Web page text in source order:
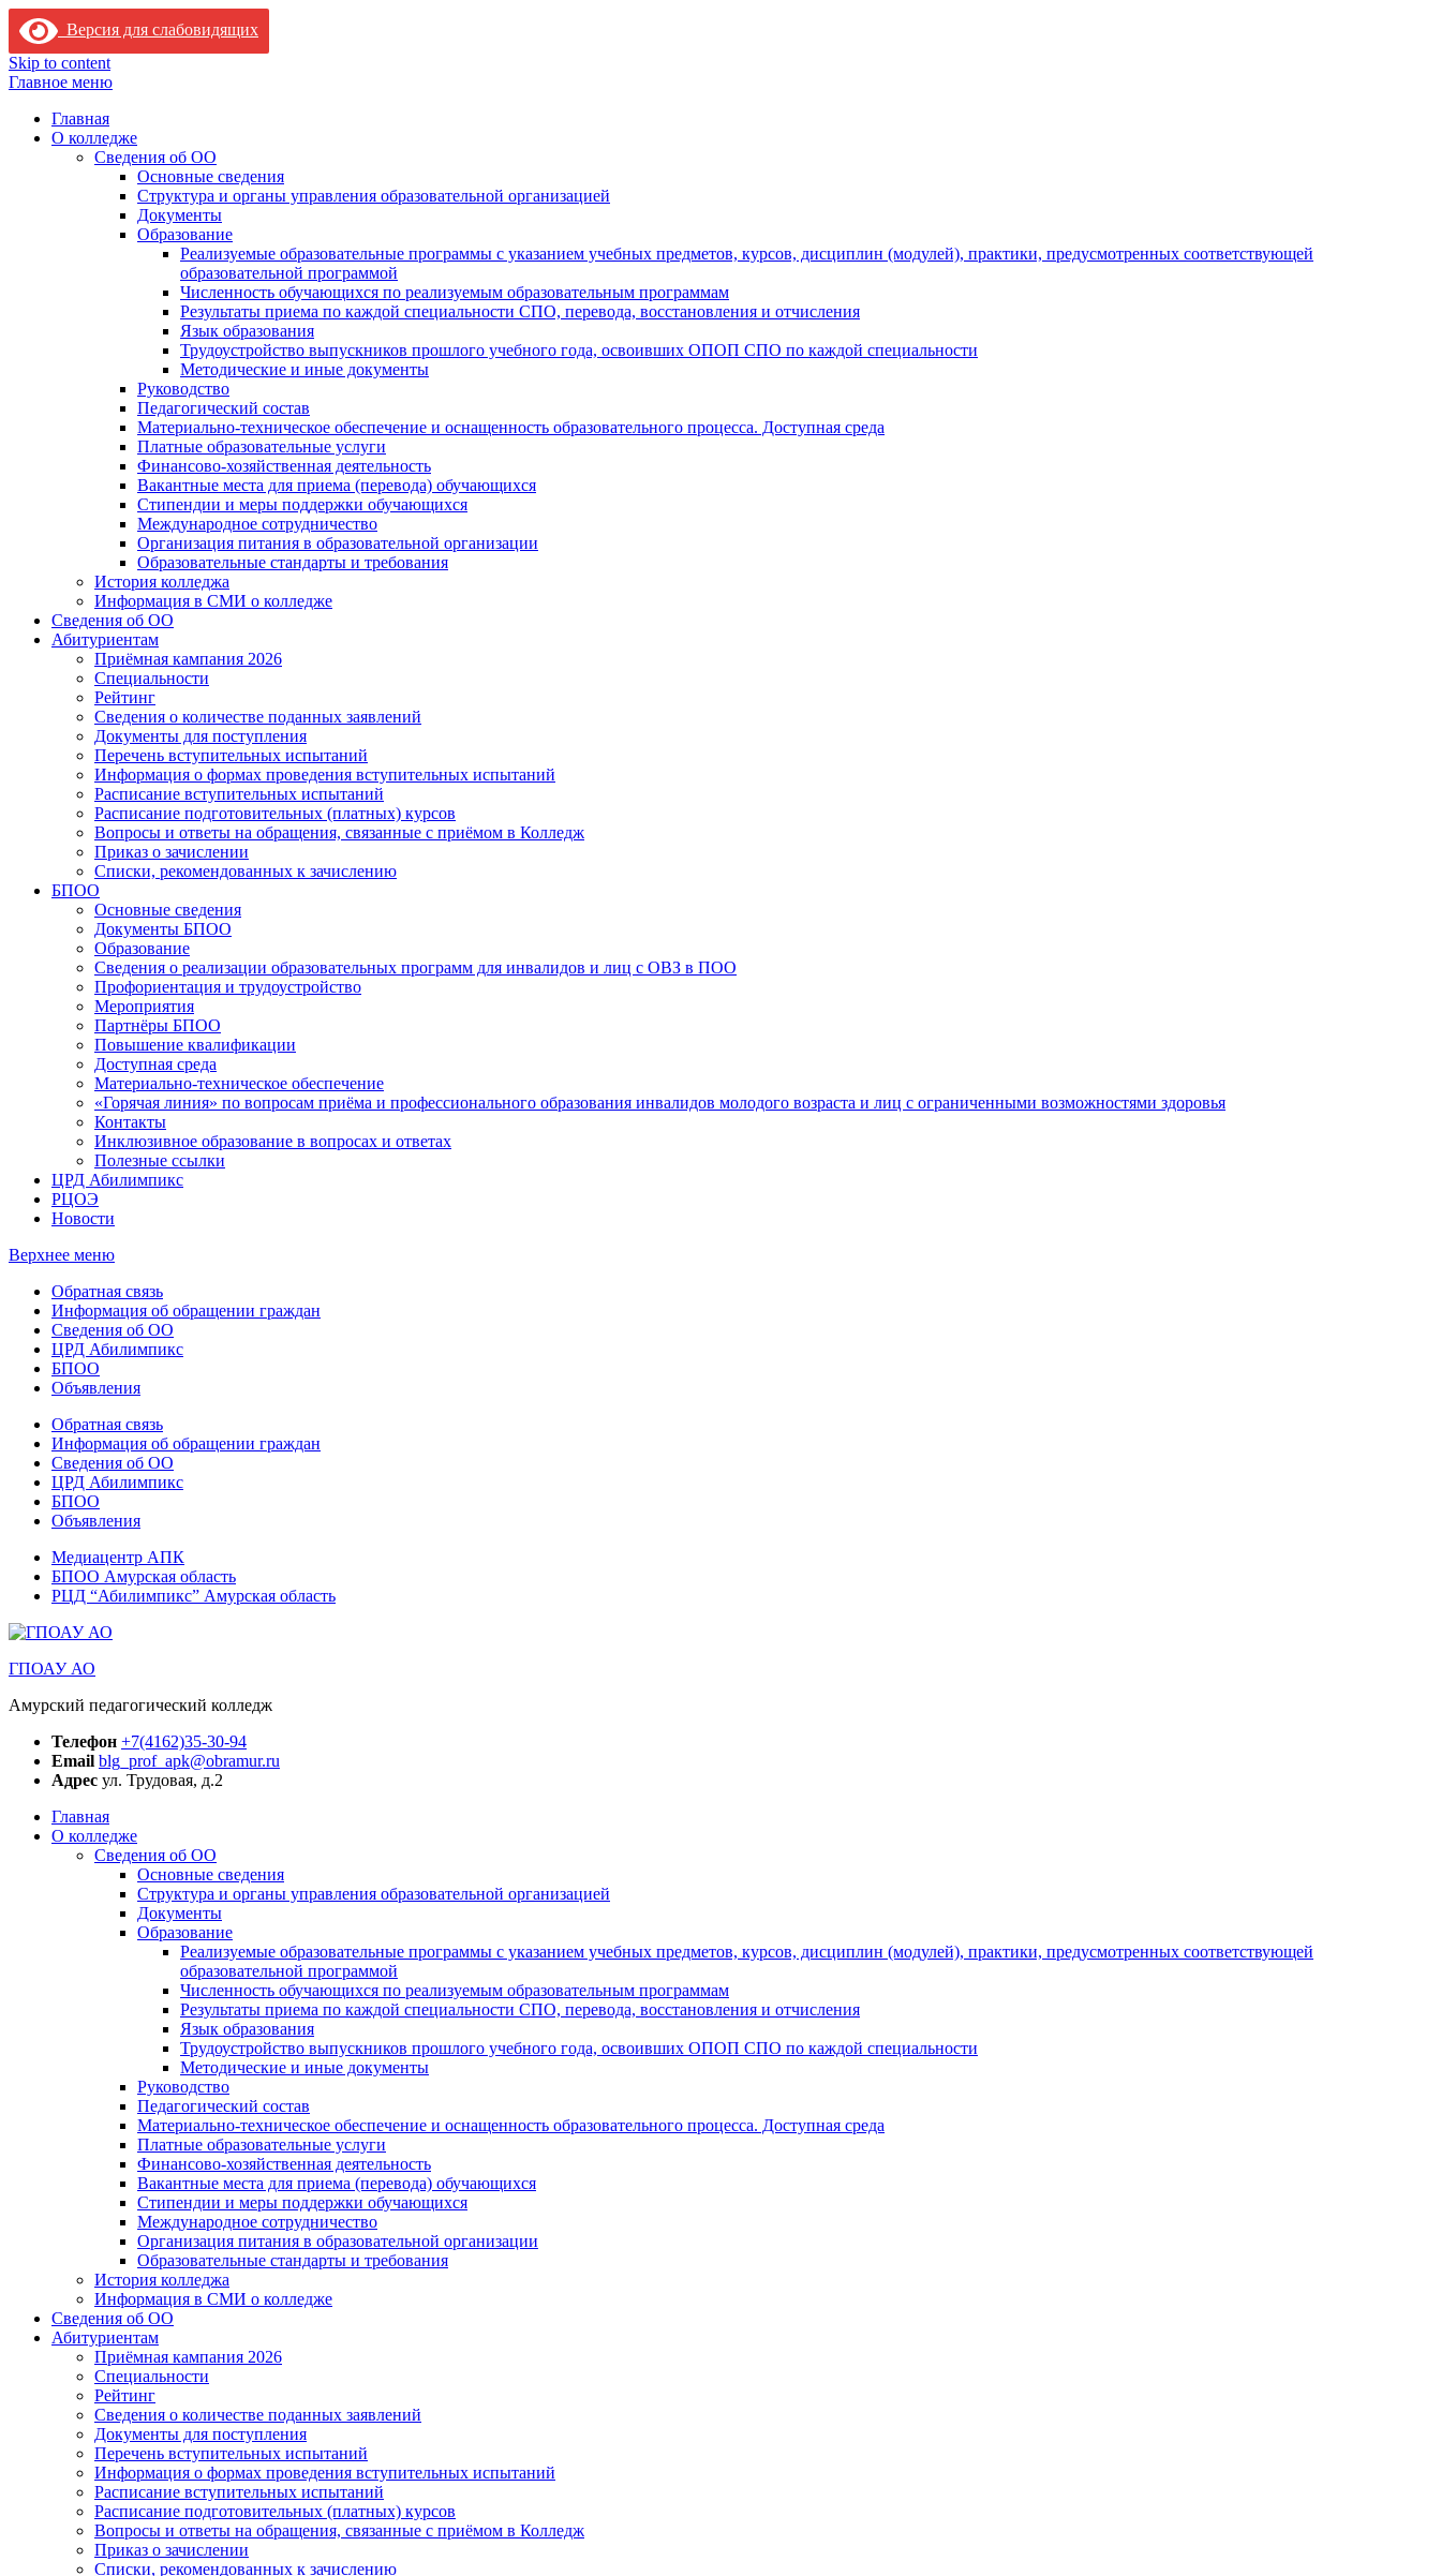
Версия для слабовидящих
Skip to content
Главное меню
Главная
О колледже
Сведения об ОО
Основные сведения
Структура и органы управления образовательной организацией
Документы
Образование
Реализуемые образовательные программы с указанием учебных предметов, курсов, дисциплин (модулей), практики, предусмотренных соответствующей
образовательной программой
Численность обучающихся по реализуемым образовательным программам
Результаты приема по каждой специальности СПО, перевода, восстановления и отчисления
Язык образования
Трудоустройство выпускников прошлого учебного года, освоивших ОПОП СПО по каждой специальности
Методические и иные документы
Руководство
Педагогический состав
Материально-техническое обеспечение и оснащенность образовательного процесса. Доступная среда
Платные образовательные услуги
Финансово-хозяйственная деятельность
Вакантные места для приема (перевода) обучающихся
Стипендии и меры поддержки обучающихся
Международное сотрудничество
Организация питания в образовательной организации
Образовательные стандарты и требования
История колледжа
Информация в СМИ о колледже
Сведения об ОО
Абитуриентам
Приёмная кампания 2026
Специальности
Рейтинг
Сведения о количестве поданных заявлений
Документы для поступления
Перечень вступительных испытаний
Информация о формах проведения вступительных испытаний
Расписание вступительных испытаний
Расписание подготовительных (платных) курсов
Вопросы и ответы на обращения, связанные с приёмом в Колледж
Приказ о зачислении
Списки, рекомендованных к зачислению
БПОО
Основные сведения
Документы БПОО
Образование
Сведения о реализации образовательных программ для инвалидов и лиц с ОВЗ в ПОО
Профориентация и трудоустройство
Мероприятия
Партнёры БПОО
Повышение квалификации
Доступная среда
Материально-техническое обеспечение
«Горячая линия» по вопросам приёма и профессионального образования инвалидов молодого возраста и лиц с ограниченными возможностями здоровья
Контакты
Инклюзивное образование в вопросах и ответах
Полезные ссылки
ЦРД Абилимпикс
РЦОЭ
Новости
Верхнее меню
Обратная связь
Информация об обращении граждан
Сведения об ОО
ЦРД Абилимпикс
БПОО
Объявления
Обратная связь
Информация об обращении граждан
Сведения об ОО
ЦРД Абилимпикс
БПОО
Объявления
Медиацентр АПК
БПОО Амурская область
РЦД “Абилимпикс” Амурская область
ГПОАУ АО
Амурский педагогический колледж
Телефон +7(4162)35-30-94
Email blg_prof_apk@obramur.ru
Адрес ул. Трудовая, д.2
Главная
О колледже
Сведения об ОО
Основные сведения
Структура и органы управления образовательной организацией
Документы
Образование
Реализуемые образовательные программы с указанием учебных предметов, курсов, дисциплин (модулей), практики, предусмотренных соответствующей
образовательной программой
Численность обучающихся по реализуемым образовательным программам
Результаты приема по каждой специальности СПО, перевода, восстановления и отчисления
Язык образования
Трудоустройство выпускников прошлого учебного года, освоивших ОПОП СПО по каждой специальности
Методические и иные документы
Руководство
Педагогический состав
Материально-техническое обеспечение и оснащенность образовательного процесса. Доступная среда
Платные образовательные услуги
Финансово-хозяйственная деятельность
Вакантные места для приема (перевода) обучающихся
Стипендии и меры поддержки обучающихся
Международное сотрудничество
Организация питания в образовательной организации
Образовательные стандарты и требования
История колледжа
Информация в СМИ о колледже
Сведения об ОО
Абитуриентам
Приёмная кампания 2026
Специальности
Рейтинг
Сведения о количестве поданных заявлений
Документы для поступления
Перечень вступительных испытаний
Информация о формах проведения вступительных испытаний
Расписание вступительных испытаний
Расписание подготовительных (платных) курсов
Вопросы и ответы на обращения, связанные с приёмом в Колледж
Приказ о зачислении
Списки, рекомендованных к зачислению